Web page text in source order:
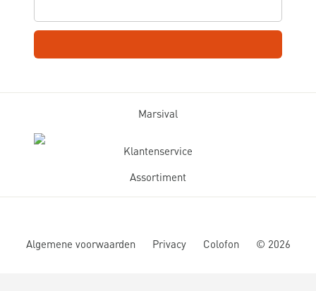
Marsival
Klantenservice
Assortiment
Algemene voorwaarden Privacy Colofon © 2026